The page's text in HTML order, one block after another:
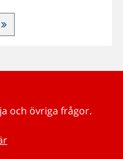
och övriga frågor.